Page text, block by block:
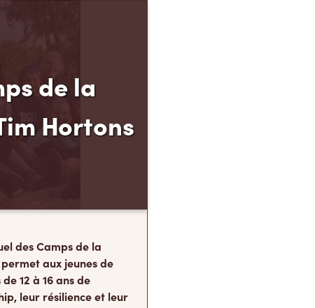
de la
Hortons
des Camps de la
aux jeunes de
12 à 16 ans de
leur résilience et leur